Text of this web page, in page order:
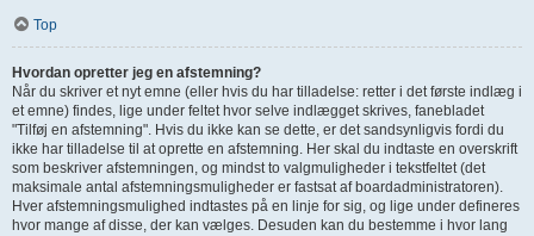
Top
Hvordan opretter jeg en afstemning?
Når du skriver et nyt emne (eller hvis du har tilladelse: retter i det første indlæg i
et emne) findes, lige under feltet hvor selve indlægget skrives, fanebladet
"Tilføj en afstemning". Hvis du ikke kan se dette, er det sandsynligvis fordi du
ikke har tilladelse til at oprette en afstemning. Her skal du indtaste en overskrift
som beskriver afstemningen, og mindst to valgmuligheder i tekstfeltet (det
maksimale antal afstemningsmuligheder er fastsat af boardadministratoren).
Hver afstemningsmulighed indtastes på en linje for sig, og lige under defineres
hvor mange af disse, der kan vælges. Desuden kan du bestemme i hvor lang